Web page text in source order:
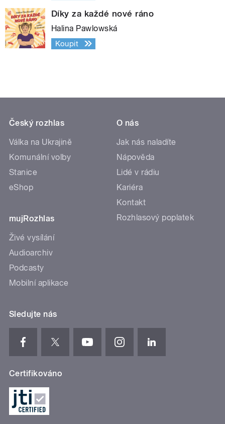
Díky za každé nové ráno
Halina Pawlowská
Koupit
Český rozhlas
Válka na Ukrajině
Komunální volby
Stanice
eShop
mujRozhlas
Živé vysílání
Audioarchiv
Podcasty
Mobilní aplikace
O nás
Jak nás naladíte
Nápověda
Lidé v rádiu
Kariéra
Kontakt
Rozhlasový poplatek
Sledujte nás
Certifikováno